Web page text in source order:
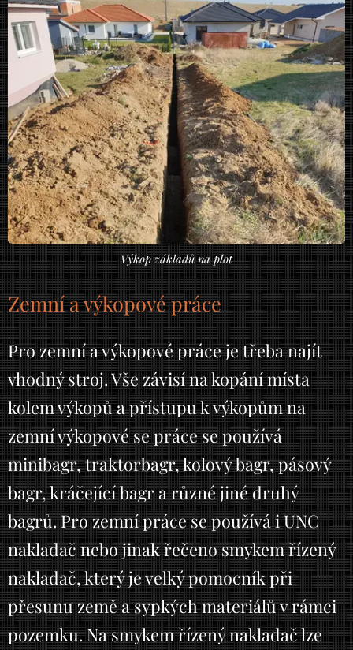
Výkop základů na plot
Zemní a výkopové práce
Pro zemní a výkopové práce je třeba najít
vhodný stroj. Vše závisí na kopání místa
kolem výkopů a přístupu k výkopům na
zemní výkopové se práce se používá
minibagr, traktorbagr, kolový bagr, pásový
bagr, kráčející bagr a různé jiné druhý
bagrů. Pro zemní práce se používá i UNC
nakladač nebo jinak řečeno smykem řízený
nakladač, který je velký pomocník při
přesunu země a sypkých materiálů v rámci
pozemku. Na smykem řízený nakladač lze